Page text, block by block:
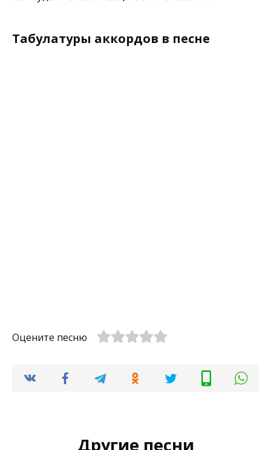
Табулатуры аккордов в песне
Оцените песню
Другие песни